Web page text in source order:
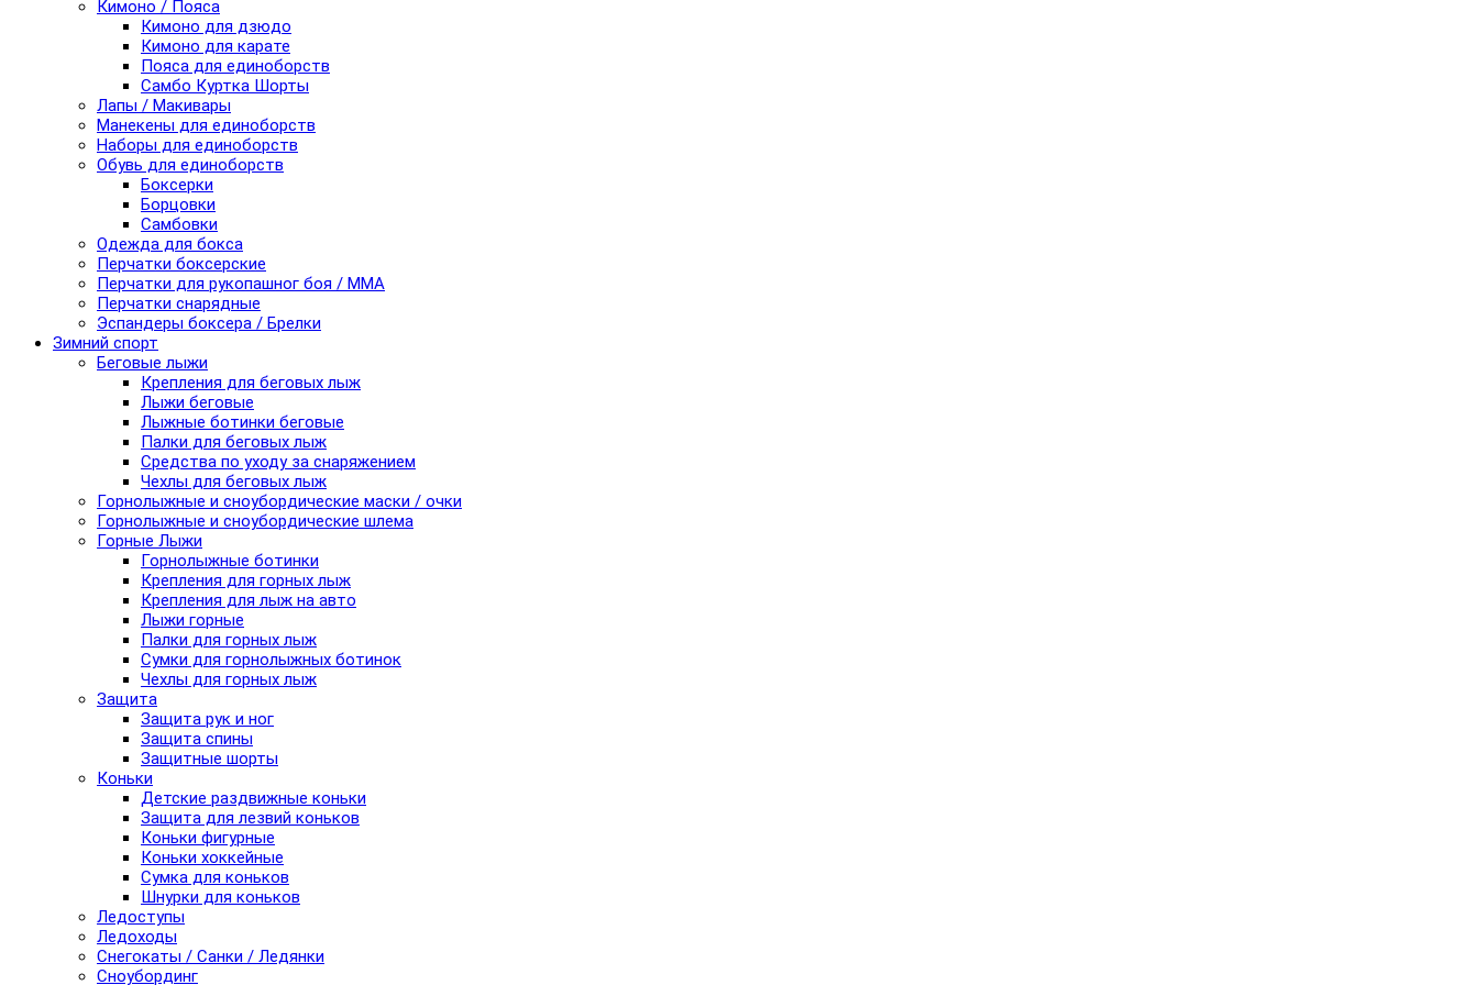
Кимоно / Пояса
Кимоно для дзюдо
Кимоно для карате
Пояса для единоборств
Самбо Куртка Шорты
Лапы / Макивары
Манекены для единоборств
Наборы для единоборств
Обувь для единоборств
Боксерки
Борцовки
Самбовки
Одежда для бокса
Перчатки боксерские
Перчатки для рукопашног боя / ММА
Перчатки снарядные
Эспандеры боксера / Брелки
Зимний спорт
Беговые лыжи
Крепления для беговых лыж
Лыжи беговые
Лыжные ботинки беговые
Палки для беговых лыж
Средства по уходу за снаряжением
Чехлы для беговых лыж
Горнолыжные и сноубордические маски / очки
Горнолыжные и сноубордические шлема
Горные Лыжи
Горнолыжные ботинки
Крепления для горных лыж
Крепления для лыж на авто
Лыжи горные
Палки для горных лыж
Сумки для горнолыжных ботинок
Чехлы для горных лыж
Защита
Защита рук и ног
Защита спины
Защитные шорты
Коньки
Детские раздвижные коньки
Защита для лезвий коньков
Коньки фигурные
Коньки хоккейные
Сумка для коньков
Шнурки для коньков
Ледоступы
Ледоходы
Снегокаты / Санки / Ледянки
Сноубординг